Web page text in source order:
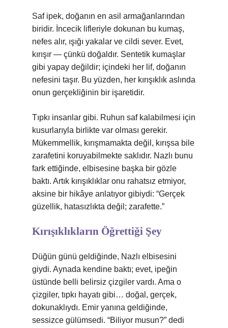
Saf ipek, doğanın en asil armağanlarından
biridir. İncecik lifleriyle dokunan bu kumaş,
nefes alır, ışığı yakalar ve cildi sever. Evet,
kırışır — çünkü doğaldır. Sentetik kumaşlar
gibi yapay değildir; içindeki her lif, doğanın
nefesini taşır. Bu yüzden, her kırışıklık aslında
onun gerçekliğinin bir işaretidir.
Tıpkı insanlar gibi. Ruhun saf kalabilmesi için
kusurlarıyla birlikte var olması gerekir.
Mükemmellik, kırışmamakta değil, kırışsa bile
zarafetini koruyabilmekte saklıdır. Nazlı bunu
fark ettiğinde, elbisesine başka bir gözle
baktı. Artık kırışıklıklar onu rahatsız etmiyor,
aksine bir hikâye anlatıyor gibiydi: “Gerçek
güzellik, hatasızlıkta değil; zarafette.”
Kırışıklıkların Öğrettiği Şey
Düğün günü geldiğinde, Nazlı elbisesini
giydi. Aynada kendine baktı; evet, ipeğin
üstünde belli belirsiz çizgiler vardı. Ama o
çizgiler, tıpkı hayatı gibi… doğal, gerçek,
dokunaklıydı. Emir yanına geldiğinde,
sessizce gülümsedi. “Biliyor musun?” dedi